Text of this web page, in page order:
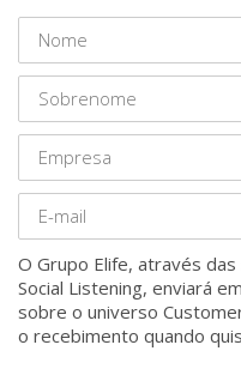
O Grupo Elife, através
Social Listening, enviará
sobre o universo
o recebimento quando